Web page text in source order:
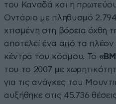
του Καναδά και η
Οντάριο με πληθυσμό
χτισμένη στη βόρεια όχθη
αποτελεί ένα από τα πλέον
κέντρα του κόσμου. Το
του το 2007 με
για τις ανάγκες του
αυξήθηκε στις 45.736